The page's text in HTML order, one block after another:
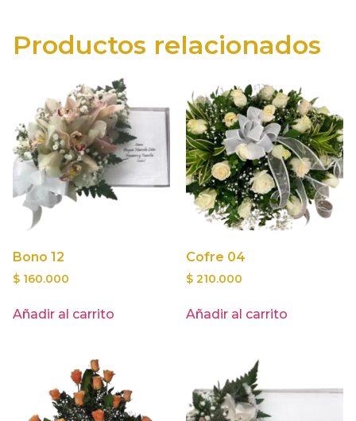
Productos relacionados
Bono 12
$ 160.000
Añadir al carrito
Cofre 04
$ 210.000
Añadir al carrito